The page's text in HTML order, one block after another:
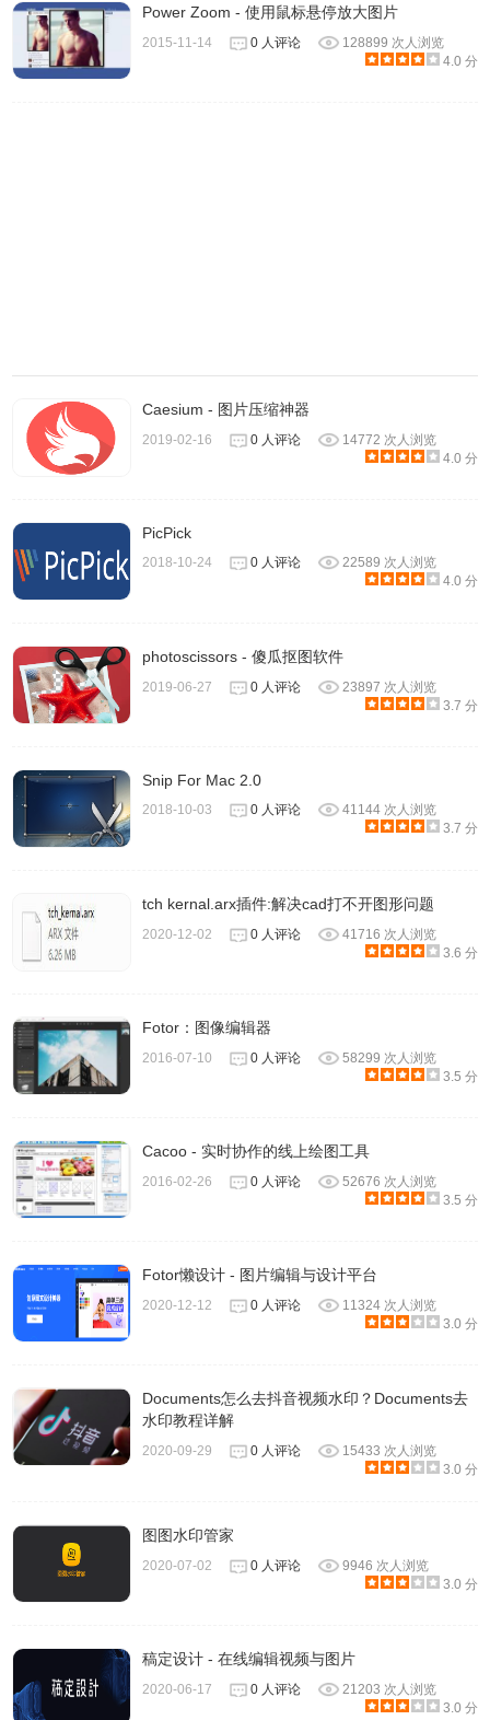
1、Sumo Paint
的富文本编辑器使用用户本地计算机上安装
的真实字体，文本对象可以同时缩放。
2、 Sumo Pain
包括超过300个高品质的刷子在它的画廊。有
些画笔甚至都是动画！您也可以创建自己的画笔。下图仅为
量的锚点选择性地拉伸或压缩它们。如图所示：
Sumo Paint - Online Image Editor使用方法
考chrome 67版本后无法拖拽离线安装CRX格式插件的解决
方法。
2、下载Sumo Paint - Online Image Editor的crx文件后，打
菜单图标>更多工具>扩展程序查找），然后拖放 crx文件到
扩展页面安装它；
3、点击“添加拓展程序”完成安装；
Power Zoom - 使用鼠标悬停放大图片
2015-11-14 0 人评论
128899 次人浏览
4.0 分
Caesium - 图片压缩神器
2019-02-16 0 人评论
14772 次人浏览
4.0 分
PicPick
2018-10-24 0 人评论
22589 次人浏览
4.0 分
photoscissors - 傻瓜抠图软件
2019-06-27 0 人评论
23897 次人浏览
3.7 分
Snip For Mac 2.0
2018-10-03 0 人评论
41144 次人浏览
3.7 分
tch kernal.arx插件:解决cad打不开图形问题
2020-12-02 0 人评论
41716 次人浏览
3.6 分
Fotor：图像编辑器
2016-07-10 0 人评论
58299 次人浏览
3.5 分
Cacoo - 实时协作的线上绘图工具
2016-02-26 0 人评论
52676 次人浏览
3.5 分
Fotor懒设计 - 图片编辑与设计平台
2020-12-12 0 人评论
11324 次人浏览
3.0 分
Documents怎么去抖音视频水印？Documents去
水印教程详解
2020-09-29 0 人评论
15433 次人浏览
3.0 分
图图水印管家
2020-07-02 0 人评论
9946 次人浏览
3.0 分
稿定设计 - 在线编辑视频与图片
2020-06-17 0 人评论
21203 次人浏览
3.0 分